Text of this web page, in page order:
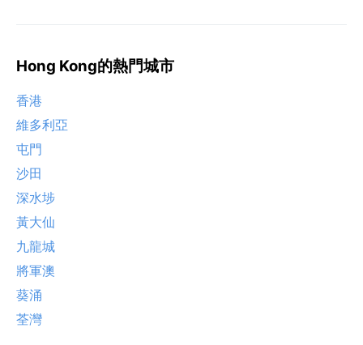
Hong Kong的熱門城市
香港
維多利亞
屯門
沙田
深水埗
黃大仙
九龍城
將軍澳
葵涌
荃灣